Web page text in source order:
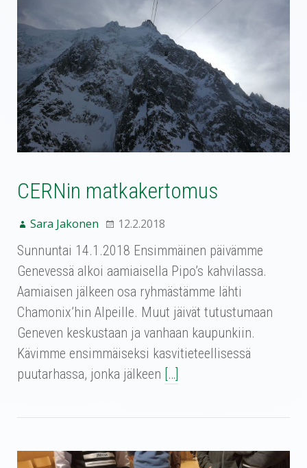
CERNin matkakertomus
Sara Jakonen 12.2.2018
Sunnuntai 14.1.2018 Ensimmäinen päivämme
Genevessä alkoi aamiaisella Pipo’s kahvilassa.
Aamiaisen jälkeen osa ryhmästämme lähti
Chamonix’hin Alpeille. Muut jäivät tutustumaan
Geneven keskustaan ja vanhaan kaupunkiin.
Kävimme ensimmäiseksi kasvitieteellisessä
puutarhassa, jonka jälkeen […]